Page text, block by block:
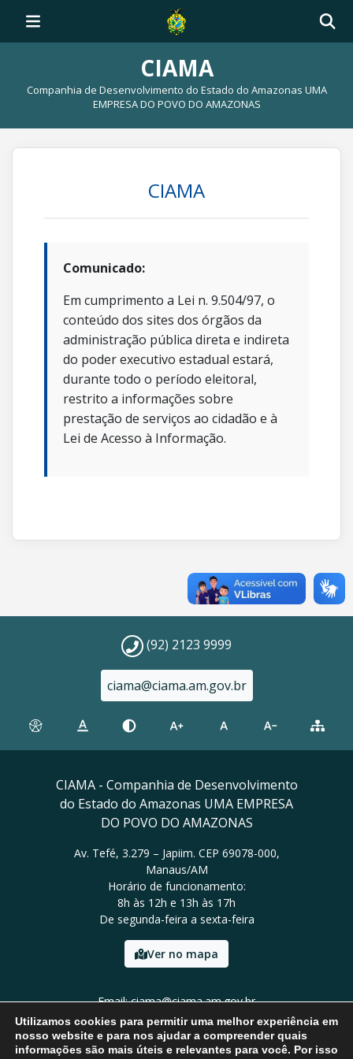
CIAMA
Companhia de Desenvolvimento do Estado do Amazonas UMA
EMPRESA DO POVO DO AMAZONAS
CIAMA
Comunicado:
Em cumprimento a Lei n. 9.504/97, o
conteúdo dos sites dos órgãos da
administração pública direta e indireta
do poder executivo estadual estará,
durante todo o período eleitoral,
restrito a informações sobre
prestação de serviços ao cidadão e à
Lei de Acesso à Informação.
(92) 2123 9999
ciama@ciama.am.gov.br
CIAMA - Companhia de Desenvolvimento
do Estado do Amazonas UMA EMPRESA
DO POVO DO AMAZONAS
Av. Tefé, 3.279 – Japiim. CEP 69078-000,
Manaus/AM
Horário de funcionamento:
8h às 12h e 13h às 17h
De segunda-feira a sexta-feira
Ver no mapa
Email: ciama@ciama.am.gov.br
Tel: (92) 2123 9999
Utilizamos cookies para permitir uma melhor experiência em
nosso website e para nos ajudar a compreender quais
informações são mais úteis e relevantes para você. Por isso